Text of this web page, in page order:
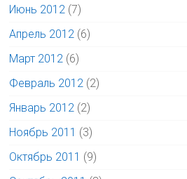
Июнь 2012 (7)
Апрель 2012 (6)
Март 2012 (6)
Февраль 2012 (2)
Январь 2012 (2)
Ноябрь 2011 (3)
Октябрь 2011 (9)